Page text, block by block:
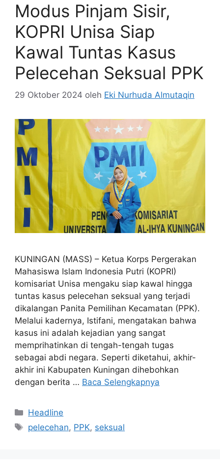
Modus Pinjam Sisir,
KOPRI Unisa Siap
Kawal Tuntas Kasus
Pelecehan Seksual PPK
29 Oktober 2024 oleh Eki Nurhuda Almutaqin
KUNINGAN (MASS) – Ketua Korps Pergerakan
Mahasiswa Islam Indonesia Putri (KOPRI)
komisariat Unisa mengaku siap kawal hingga
tuntas kasus pelecehan seksual yang terjadi
dikalangan Panita Pemilihan Kecamatan (PPK).
Melalui kadernya, Istifani, mengatakan bahwa
kasus ini adalah kejadian yang sangat
memprihatinkan di tengah-tengah tugas
sebagai abdi negara. Seperti diketahui, akhir-
akhir ini Kabupaten Kuningan dihebohkan
dengan berita … Baca Selengkapnya
Kategori
Headline
Tag
pelecehan, PPK, seksual